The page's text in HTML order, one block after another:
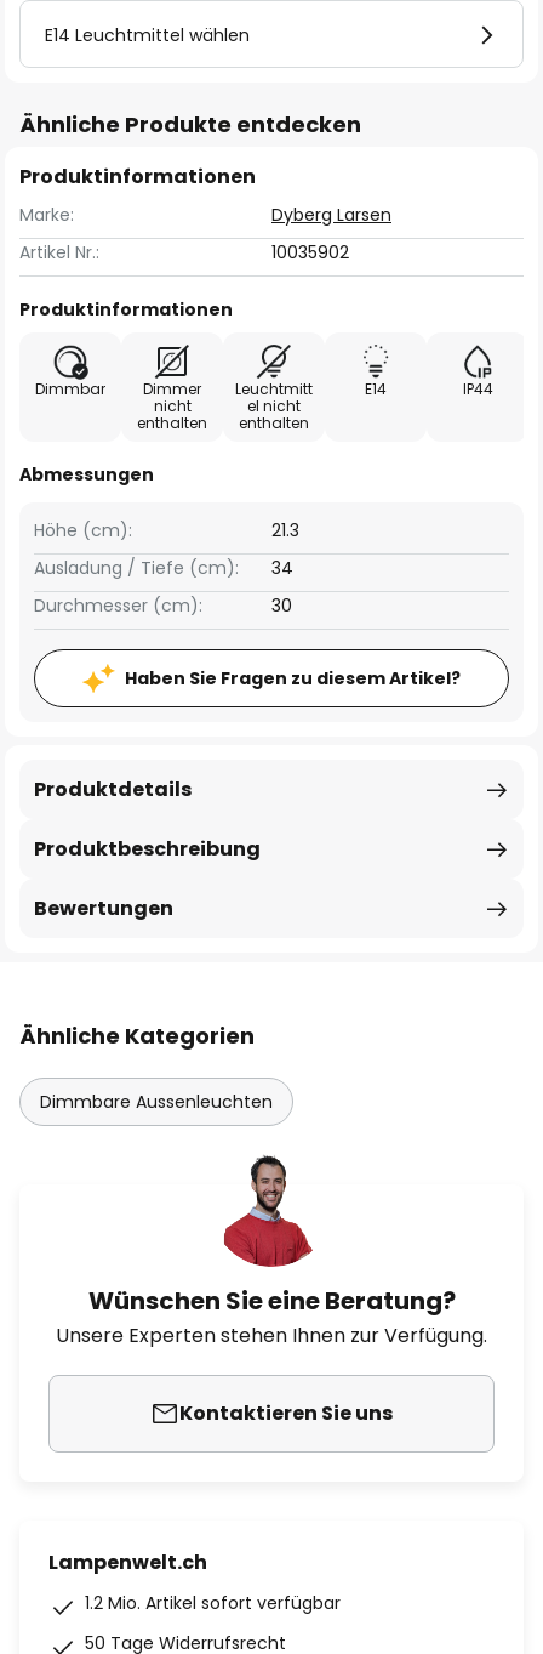
E14 Leuchtmittel wählen
Ähnliche Produkte entdecken
Produktinformationen
Marke:
Dyberg Larsen
Artikel Nr.:
10035902
Produktinformationen
Dimmbar
Dimmer
nicht
enthalten
Leuchtmitt
el nicht
enthalten
E14 IP44
Abmessungen
Höhe (cm):
21.3
Ausladung / Tiefe (cm):
34
Durchmesser (cm):
30
Haben Sie Fragen zu diesem Artikel?
Produktbeschreibung
Produktdetails
Bewertungen
Ähnliche Kategorien
Dimmbare Aussenleuchten
Wünschen Sie eine Beratung?
Unsere Experten stehen Ihnen zur Verfügung.
Kontaktieren Sie uns
Lampenwelt.ch
1.2 Mio. Artikel sofort verfügbar
50 Tage Widerrufsrecht